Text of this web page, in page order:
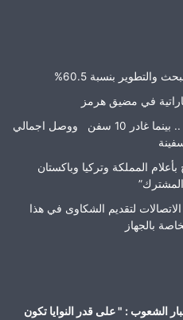
بنسبة 60.5%
في مضيق هرمز
ميناء دمياط يستقبل عدد 10 سفن .. بينما غادر 10 سفن ووصل اجمالي
المملكة وتركيا وباكستان
المشترك”
لتقديم الشكاوى في هذا
بالجهاز
الشعوب : " على قدر النوايا تكون